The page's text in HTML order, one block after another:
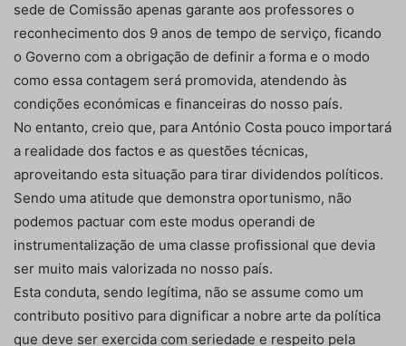
sede de Comissão apenas garante aos professores o
reconhecimento dos 9 anos de tempo de serviço, ficando
o Governo com a obrigação de definir a forma e o modo
como essa contagem será promovida, atendendo às
condições económicas e financeiras do nosso país.
No entanto, creio que, para António Costa pouco importará
a realidade dos factos e as questões técnicas,
aproveitando esta situação para tirar dividendos políticos.
Sendo uma atitude que demonstra oportunismo, não
podemos pactuar com este modus operandi de
instrumentalização de uma classe profissional que devia
ser muito mais valorizada no nosso país.
Esta conduta, sendo legítima, não se assume como um
contributo positivo para dignificar a nobre arte da política
que deve ser exercida com seriedade e respeito pela